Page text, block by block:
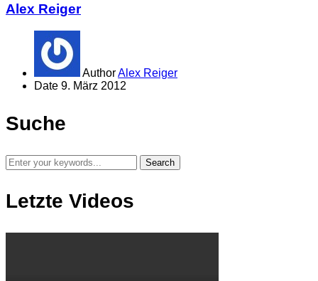
Alex Reiger
AuthorAlex Reiger
Date 9. März 2012
Suche
Letzte Videos